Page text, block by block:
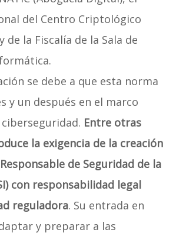
del Centro Criptológico
de la Fiscalía de la Sala de
se debe a que esta norma
y un después en el marco
Entre otras
la exigencia de la creación
de Seguridad de la
con responsabilidad legal
reguladora. Su entrada en
y preparar a las